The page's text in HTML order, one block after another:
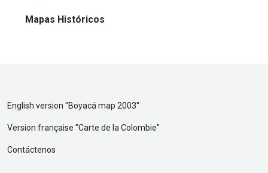
Mapas Históricos
English version "Boyacá map 2003"
Version française "Carte de la Colombie"
Contáctenos